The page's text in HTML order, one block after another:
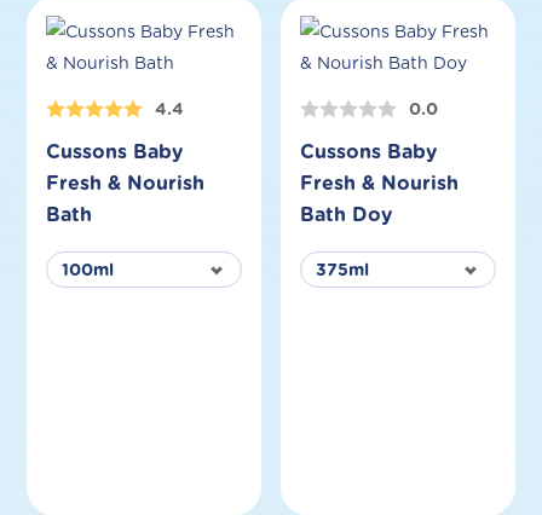
4.4
Cussons Baby
Fresh & Nourish
Bath
0.0
Cussons Baby
Fresh & Nourish
Bath Doy